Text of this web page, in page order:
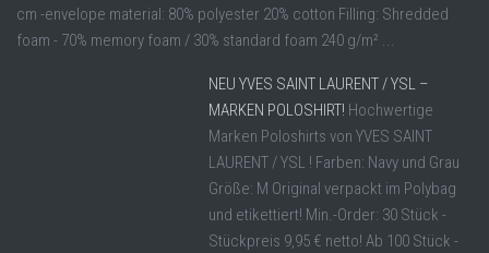
cm -envelope material: 80% polyester 20% cotton Filling: Shredded
foam - 70% memory foam / 30% standard foam 240 g/m² ...
NEU YVES SAINT LAURENT / YSL –
MARKEN POLOSHIRT! Hochwertige
Marken Poloshirts von YVES SAINT
LAURENT / YSL ! Farben: Navy und Grau
Größe: M Original verpackt im Polybag
und etikettiert! Min.-Order: 30 Stück -
Stückpreis 9,95 € netto! Ab 100 Stück -